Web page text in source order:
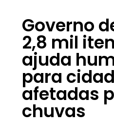
Governo
2,8 mil
ajuda
para
afetadas
chuvas